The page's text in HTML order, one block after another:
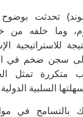
تحدثت
وما خلفه من
للاستراتيجية
سجن ضخم في
متكررة تمثل
السلبية
بالتسامح في